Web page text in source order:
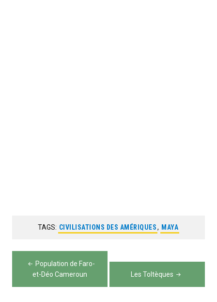
TAGS: CIVILISATIONS DES AMÉRIQUES , MAYA
Navigation
Population de Faro-
et-Déo Cameroun
Les Toltèques